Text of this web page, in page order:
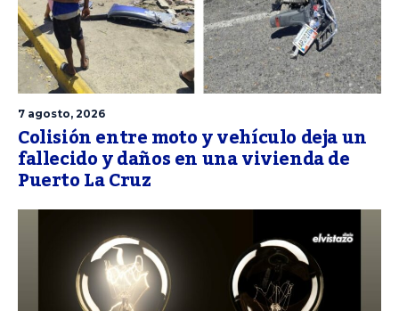
7 agosto, 2026
Colisión entre moto y vehículo deja un
fallecido y daños en una vivienda de
Puerto La Cruz